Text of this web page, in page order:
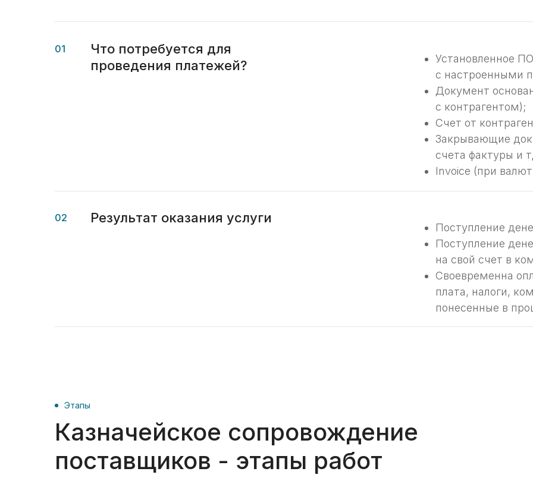
Что потребуется для
проведения платежей?
Установленное
с настроенными
Документ
с контрагентом);
Счет от
Закрывающие
счета фактуры и
Invoice (при
Результат оказания услуги
Поступление
Поступление
на свой счет в
Своевременна
плата, налоги,
понесенные в
01
02
Казначейское сопровождение
поставщиков - этапы работ
Этапы